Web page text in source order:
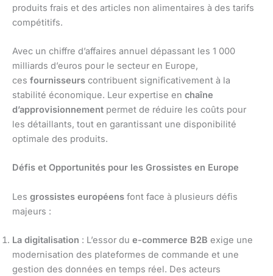
produits frais et des articles non alimentaires à des tarifs
compétitifs.
Avec un chiffre d’affaires annuel dépassant les 1 000
milliards d’euros pour le secteur en Europe,
ces fournisseurs contribuent significativement à la
stabilité économique. Leur expertise en chaîne
d’approvisionnement permet de réduire les coûts pour
les détaillants, tout en garantissant une disponibilité
optimale des produits.
Défis et Opportunités pour les Grossistes en Europe
Les grossistes européens font face à plusieurs défis
majeurs :
La digitalisation : L’essor du e-commerce B2B exige une
modernisation des plateformes de commande et une
gestion des données en temps réel. Des acteurs